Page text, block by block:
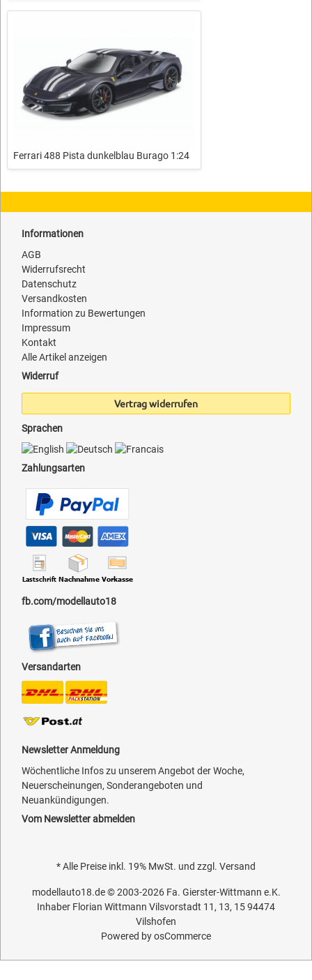
Ferrari 488 Pista dunkelblau Burago 1:24
Informationen
AGB
Widerrufsrecht
Datenschutz
Versandkosten
Information zu Bewertungen
Impressum
Kontakt
Alle Artikel anzeigen
Widerruf
Vertrag widerrufen
Sprachen
Zahlungsarten
fb.com/modellauto18
Versandarten
Newsletter Anmeldung
Wöchentliche Infos zu unserem Angebot der Woche,
Neuerscheinungen, Sonderangeboten und
Neuankündigungen.
Vom Newsletter abmelden
* Alle Preise inkl. 19% MwSt. und zzgl. Versand
modellauto18.de© 2003-2026 Fa. Gierster-Wittmann e.K.
Inhaber Florian Wittmann Vilsvorstadt 11, 13, 15 94474
Vilshofen
Powered byosCommerce